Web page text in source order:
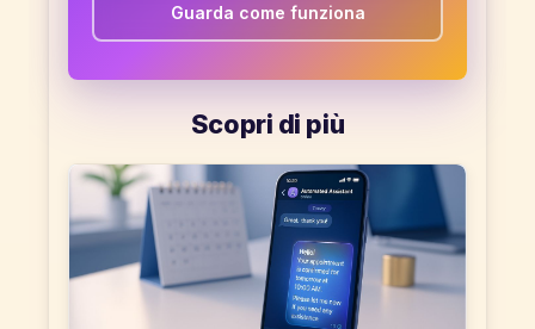
Guarda come funziona
Scopri di più